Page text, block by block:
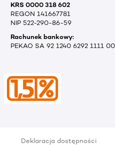
KRS 0000 318 602
REGON 141667781
NIP 522-290-86-59
Rachunek bankowy:
PEKAO SA 92 1240 6292 1111
Deklaracja dostępności